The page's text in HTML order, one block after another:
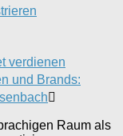
verdienen
und Brands:
Raum als